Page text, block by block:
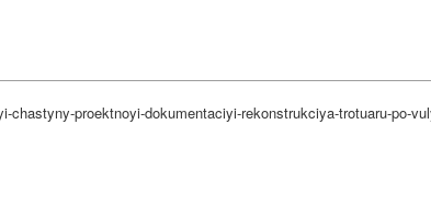
proektnoyi-dokumentaciyi-rekonstrukciya-trotuaru-po-